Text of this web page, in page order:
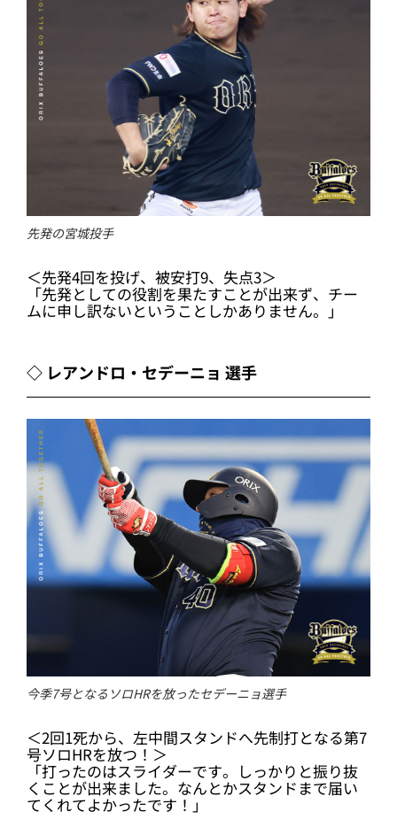
先発の宮城投手
＜先発4回を投げ、被安打9、失点3＞
「先発としての役割を果たすことが出来ず、チー
ムに申し訳ないということしかありません。」
◇ レアンドロ・セデーニョ 選手
今季7号となるソロHRを放ったセデーニョ選手
＜2回1死から、左中間スタンドへ先制打となる第7
号ソロHRを放つ！＞
「打ったのはスライダーです。しっかりと振り抜
くことが出来ました。なんとかスタンドまで届い
てくれてよかったです！」